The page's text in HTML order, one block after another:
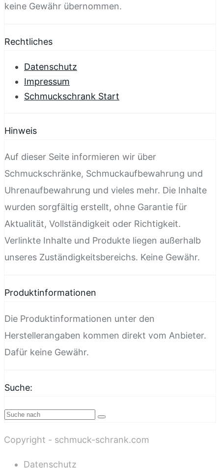
keine Gewähr übernommen.
Rechtliches
Datenschutz
Impressum
Schmuckschrank Start
Hinweis
Auf dieser Seite informieren wir über
Schmuckschränke, Schmuckaufbewahrung und
Uhrenaufbewahrung und vieles mehr. Die Inhalte
wurden sorgfältig erstellt, ohne Garantie für
Aktualität, Vollständigkeit oder Richtigkeit.
Verlinkte Inhalte und Produkte liegen außerhalb
unseres Zuständigkeitsbereichs. Keine Gewähr.
Produktinformationen
Die Produktinformationen unter den
Herstellerangaben kommen direkt vom Anbieter.
Dafür keine Gewähr.
Suche:
Copyright - schmuck-schrank.com
Datenschutz